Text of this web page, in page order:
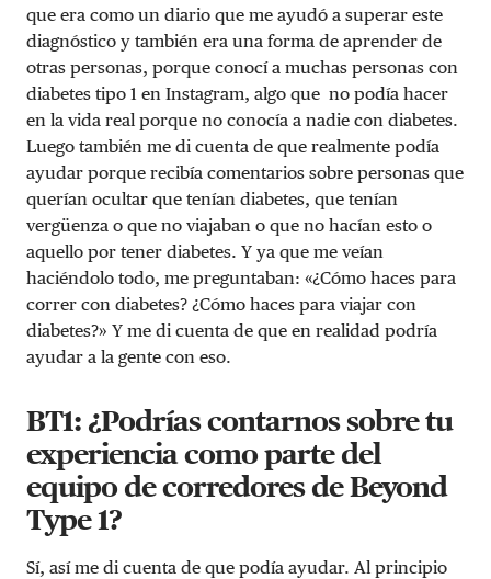
que era como un diario que me ayudó a superar este
diagnóstico y también era una forma de aprender de
otras personas, porque conocí a muchas personas con
diabetes tipo 1 en Instagram, algo que no podía hacer
en la vida real porque no conocía a nadie con diabetes.
Luego también me di cuenta de que realmente podía
ayudar porque recibía comentarios sobre personas que
querían ocultar que tenían diabetes, que tenían
vergüenza o que no viajaban o que no hacían esto o
aquello por tener diabetes. Y ya que me veían
haciéndolo todo, me preguntaban: «¿Cómo haces para
correr con diabetes? ¿Cómo haces para viajar con
diabetes?» Y me di cuenta de que en realidad podría
ayudar a la gente con eso.
BT1: ¿Podrías contarnos sobre tu
experiencia como parte del
equipo de corredores de Beyond
Type 1?
Sí, así me di cuenta de que podía ayudar. Al principio